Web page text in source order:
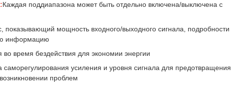
Каждая поддиапазона может быть отдельно включена/выключена с
показывающий мощность входного/выходного сигнала, подробности
информацию
время бездействия для экономии энергии
саморегулирования усиления и уровня сигнала для предотвращения
проблем